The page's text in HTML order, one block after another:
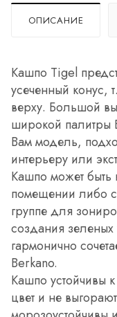
ОПИСАНИЕ
Кашпо Tigel
усеченный конус,
верху. Большой
широкой палитры
Вам модель,
интерьеру или
Кашпо может быть
помещении либо
группе для
создания
гармонично
Berkano.
Кашпо устойчивы
цвет и не